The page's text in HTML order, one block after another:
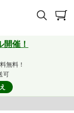
催！
無料！
可